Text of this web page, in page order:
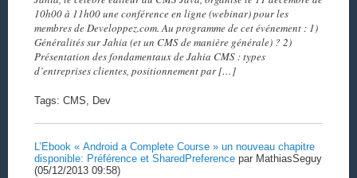
10h00 à 11h00 une conférence en ligne (webinar) pour les
membres de Developpez.com. Au programme de cet événement : 1)
Généralités sur Jahia (et un CMS de manière générale) ? 2)
Présentation des fondamentaux de Jahia CMS : types
d’entreprises clientes, positionnement par […]
Tags: CMS, Dev
L’Ebook « Android a Complete Course » un nouveau chapitre
disponible: Préférence et SharedPreferencepar MathiasSeguy
(05/12/2013 09:58)